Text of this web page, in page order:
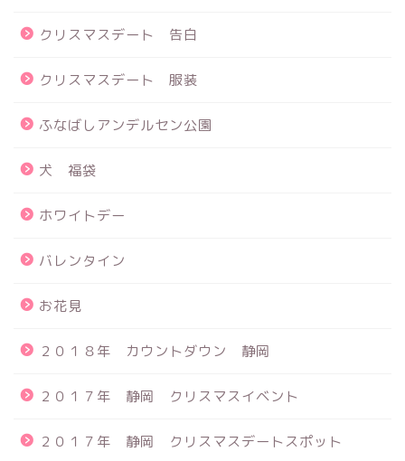
クリスマスデート 告白
クリスマスデート 服装
ふなばしアンデルセン公園
犬 福袋
ホワイトデー
バレンタイン
お花見
２０１８年 カウントダウン 静岡
２０１７年 静岡 クリスマスイベント
２０１７年 静岡 クリスマスデートスポット